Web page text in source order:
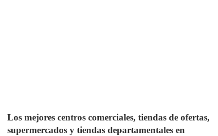
Los mejores centros comerciales, tiendas de ofertas,
supermercados y tiendas departamentales en